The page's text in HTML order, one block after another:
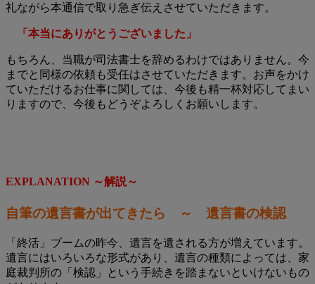
礼ながら本通信で取り急ぎ伝えさせていただきます。
「本当にありがとうございました」
もちろん、当職が司法書士を辞めるわけではありません。今
までと同様の依頼も受任はさせていただきます。お声をかけ
ていただけるお仕事に関しては、今後も精一杯対応してまい
りますので、今後もどうぞよろしくお願いします。
EXPLANATION ～解説～
自筆の遺言書が出てきたら ～ 遺言書の検認
「終活」ブームの昨今、遺言を遺される方が増えています。
遺言にはいろいろな形式があり、遺言の種類によっては、家
庭裁判所の「検認」という手続きを踏まないといけないもの